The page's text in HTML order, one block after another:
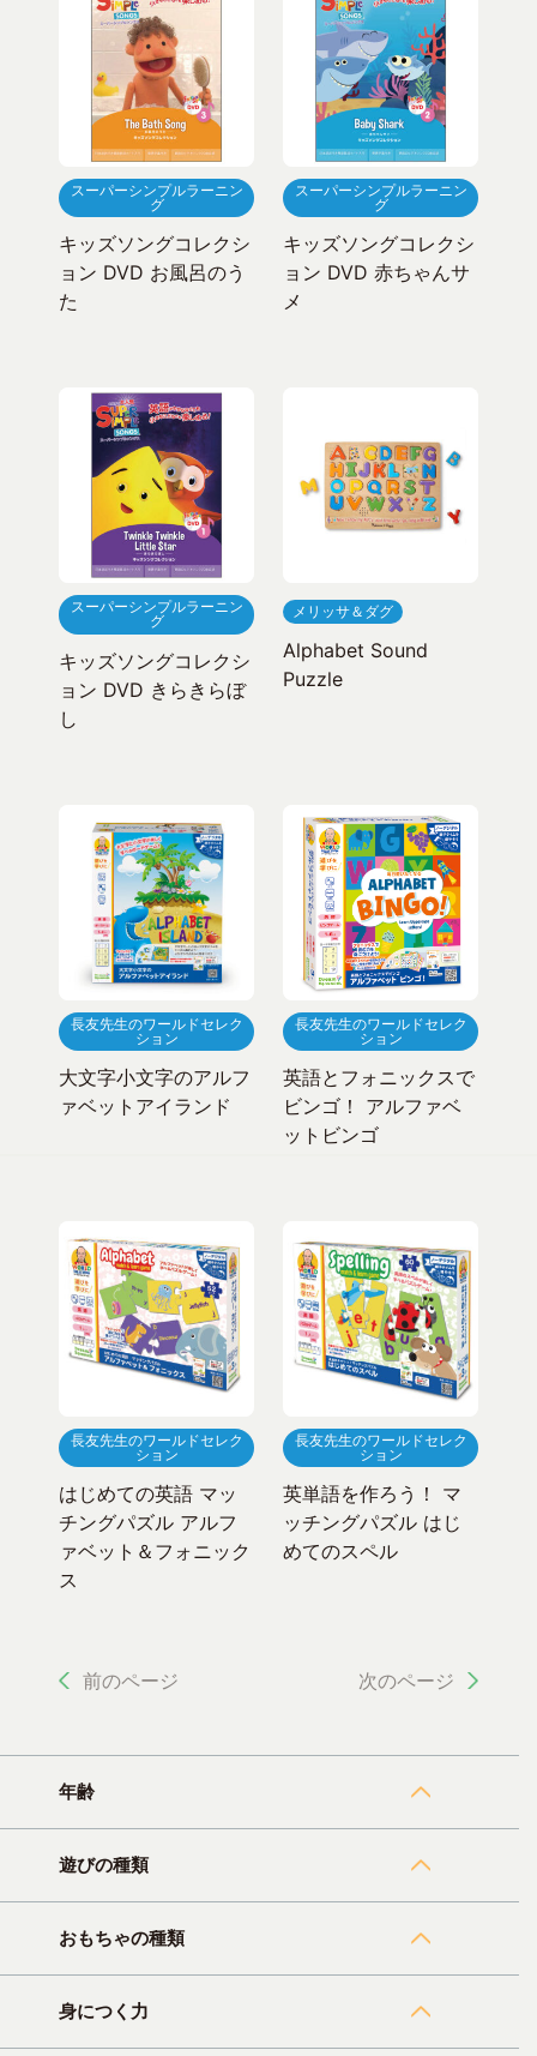
スーパーシンプルラーニン
グ
キッズソングコレクシ
ョン DVD お風呂のう
た
スーパーシンプルラーニン
グ
キッズソングコレクシ
ョン DVD 赤ちゃんサ
メ
スーパーシンプルラーニン
グ
キッズソングコレクシ
ョン DVD きらきらぼ
し
メリッサ＆ダグ
Alphabet Sound
Puzzle
長友先生のワールドセレク
ション
大文字小文字のアルフ
ァベットアイランド
長友先生のワールドセレク
ション
英語とフォニックスで
ビンゴ！ アルファベ
ットビンゴ
長友先生のワールドセレク
ション
はじめての英語 マッ
チングパズル アルフ
ァベット＆フォニック
ス
長友先生のワールドセレク
ション
英単語を作ろう！ マ
ッチングパズル はじ
めてのスペル
前のページ 次のページ
年齢
遊びの種類
おもちゃの種類
身につく力